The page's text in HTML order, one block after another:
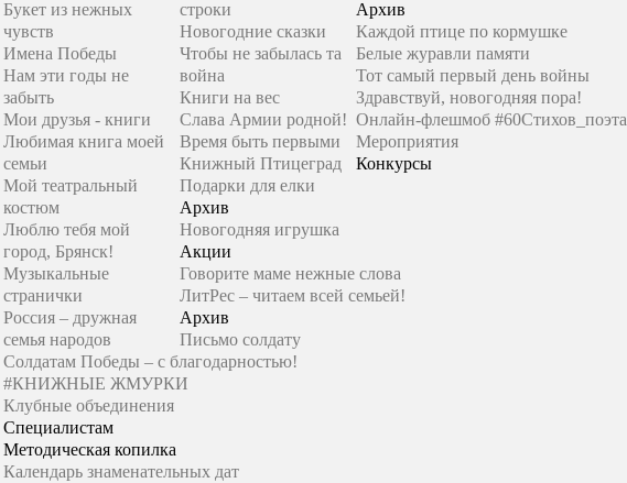
Букет из нежных
чувств
Имена Победы
Нам эти годы не
забыть
Мои друзья - книги
Любимая книга моей
семьи
Мой театральный
костюм
Люблю тебя мой
город, Брянск!
Музыкальные
странички
Россия – дружная
семья народов
строки
Новогодние сказки
Чтобы не забылась та
война
Книги на вес
Слава Армии родной!
Время быть первыми
Книжный Птицеград
Архив
Каждой птице по кормушке
Белые журавли памяти
Тот самый первый день войны
Здравствуй, новогодняя пора!
Онлайн-флешмоб #60Стихов_поэта
Мероприятия
Конкурсы
Подарки для елки
Архив
Новогодняя игрушка
Акции
Говорите маме нежные слова
ЛитРес – читаем всей семьей!
Архив
Письмо солдату
Солдатам Победы – с благодарностью!
#КНИЖНЫЕ ЖМУРКИ
Клубные объединения
Специалистам
Методическая копилка
Календарь знаменательных дат